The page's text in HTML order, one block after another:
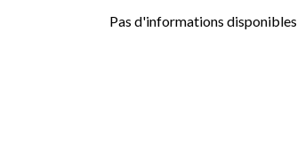
Pas d'informations disponibles